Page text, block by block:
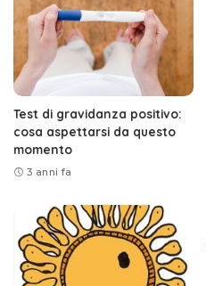
Test di gravidanza positivo:
cosa aspettarsi da questo
momento
3 anni fa